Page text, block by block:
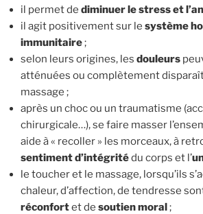
il permet de diminuer le stress et
il agit positivement sur le système
immunitaire;
selon leurs origines, les douleurs
atténuées ou complètement
massage ;
après un choc ou un traumatisme
chirurgicale…), se faire masser
aide à « recoller » les morceaux, à
sentiment d’intégritédu corps et l’
le toucher et le massage, lorsqu’ils
chaleur, d’affection, de tendresse
réconfortet de soutien moral;